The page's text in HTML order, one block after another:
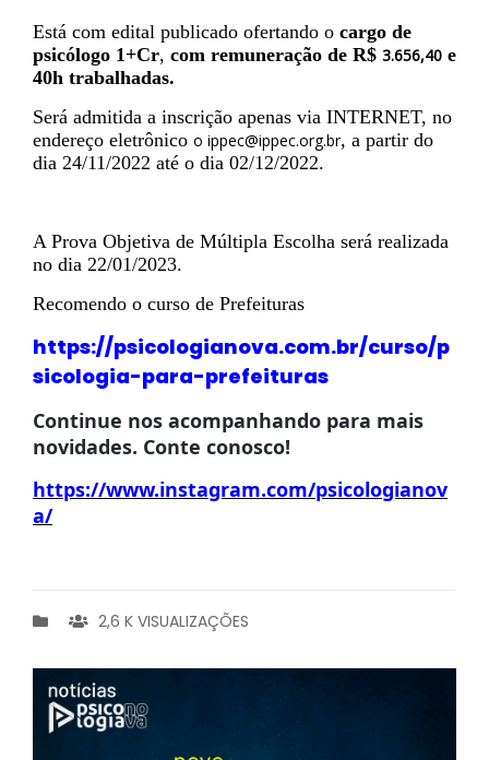
Está com edital publicado ofertando o cargo de
psicólogo 1+Cr, com remuneração de R$ 3.656,40 e
40h trabalhadas.
Será admitida a inscrição apenas via INTERNET, no
endereço eletrônico o ippec@ippec.org.br, a partir do
dia 24/11/2022 até o dia 02/12/2022.
A Prova Objetiva de Múltipla Escolha será realizada
no dia 22/01/2023.
Recomendo o curso de Prefeituras
https://psicologianova.com.br/curso/p
sicologia-para-prefeituras
Continue nos acompanhando para mais
novidades. Conte conosco!
https://www.instagram.com/psicologianov
a/
2,6 K VISUALIZAÇÕES